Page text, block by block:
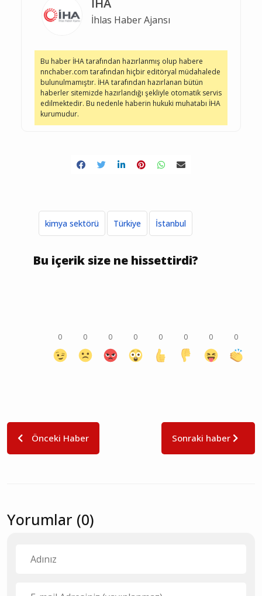
İhlas Haber Ajansı
Bu haber İHA tarafından hazırlanmış olup habere
nnchaber.com tarafından hiçbir editöryal müdahalede
bulunulmamıştır. İHA tarafından hazırlanan bütün
haberler sitemizde hazırlandığı şekliyle otomatik servis
edilmektedir. Bu nedenle haberin hukuki muhatabı İHA
kurumudur.
kimya sektörü Türkiye İstanbul
Bu içerik size ne hissettirdi?
0 0 0 0 0 0 0 0
Önceki Haber Sonraki haber
Yorumlar (0)